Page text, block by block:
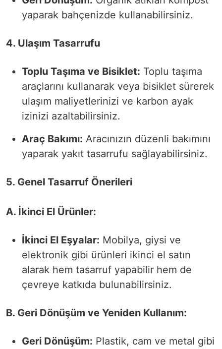
yaparak bahçenizde kullanabilirsiniz.
4. Ulaşım Tasarrufu
Toplu Taşıma ve Bisiklet: Toplu taşıma
araçlarını kullanarak veya bisiklet sürerek
ulaşım maliyetlerinizi ve karbon ayak
izinizi azaltabilirsiniz.
Araç Bakımı: Aracınızın düzenli bakımını
yaparak yakıt tasarrufu sağlayabilirsiniz.
5. Genel Tasarruf Önerileri
A. İkinci El Ürünler:
İkinci El Eşyalar: Mobilya, giysi ve
elektronik gibi ürünleri ikinci el satın
alarak hem tasarruf yapabilir hem de
çevreye katkıda bulunabilirsiniz.
B. Geri Dönüşüm ve Yeniden Kullanım:
Geri Dönüşüm: Plastik, cam ve metal gibi